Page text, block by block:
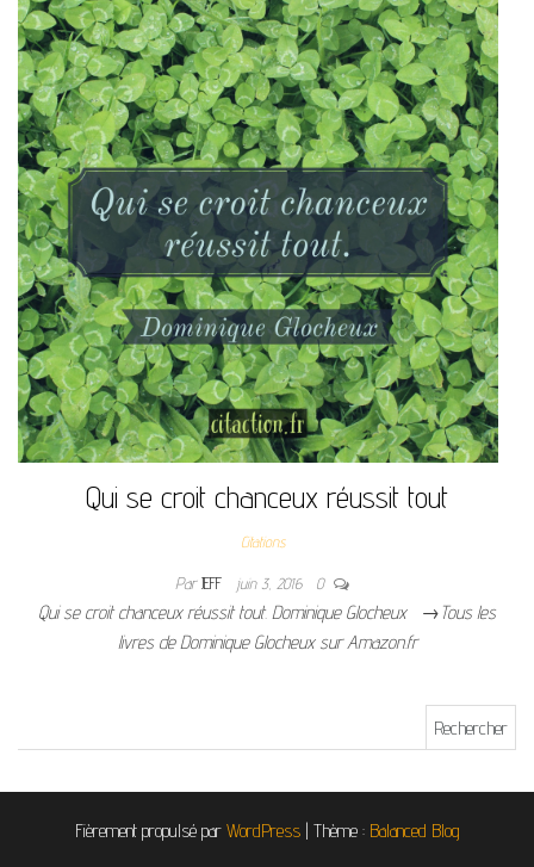
Qui se croit chanceux réussit tout
Citations
ParJEFF juin 3, 2016 0
Qui se croit chanceux réussit tout. Dominique Glocheux →Tous les
livres de Dominique Glocheux sur Amazon.fr
Fièrement propulsé par WordPress | Thème : Balanced Blog